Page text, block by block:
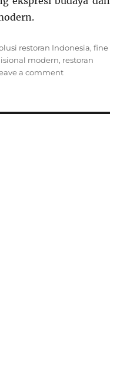
restoran Indonesia,fine
modern, restoran
a commenton